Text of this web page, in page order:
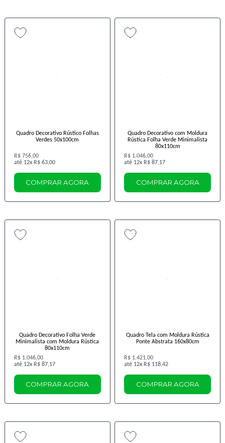
Quadro Decorativo Rústico Folhas
Verdes 50x100cm
R$ 756,00
12x R$ 63,00
COMPRAR AGORA
Quadro Decorativo com Moldura
Rústica Folha Verde Minimalista
80x110cm
R$ 1.046,00
12x R$ 87,17
COMPRAR AGORA
Quadro Decorativo Folha Verde
Minimalista com Moldura Rústica
80x110cm
R$ 1.046,00
12x R$ 87,17
COMPRAR AGORA
Quadro Tela com Moldura Rústica
Ponte Abstrata 160x80cm
R$ 1.421,00
12x R$ 118,42
COMPRAR AGORA